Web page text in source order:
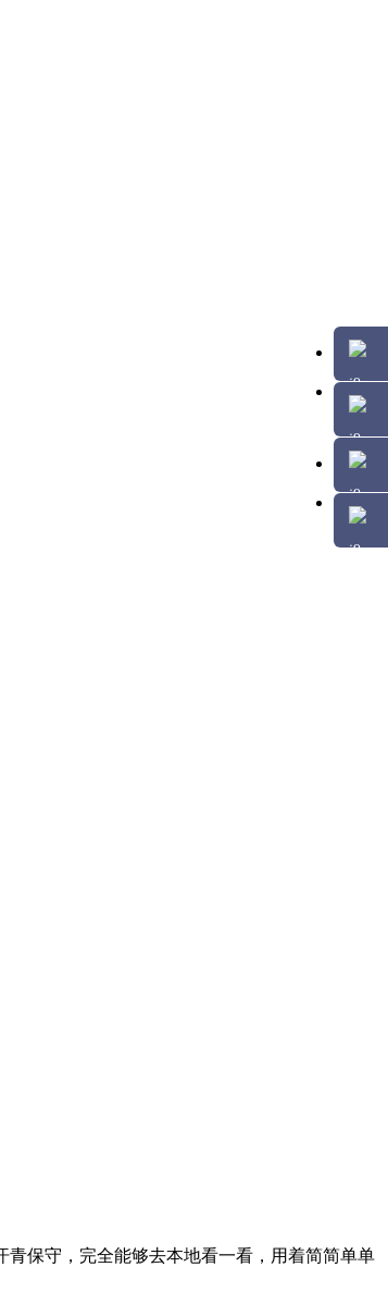
青保守，完全能够去本地看一看，用着简简单单